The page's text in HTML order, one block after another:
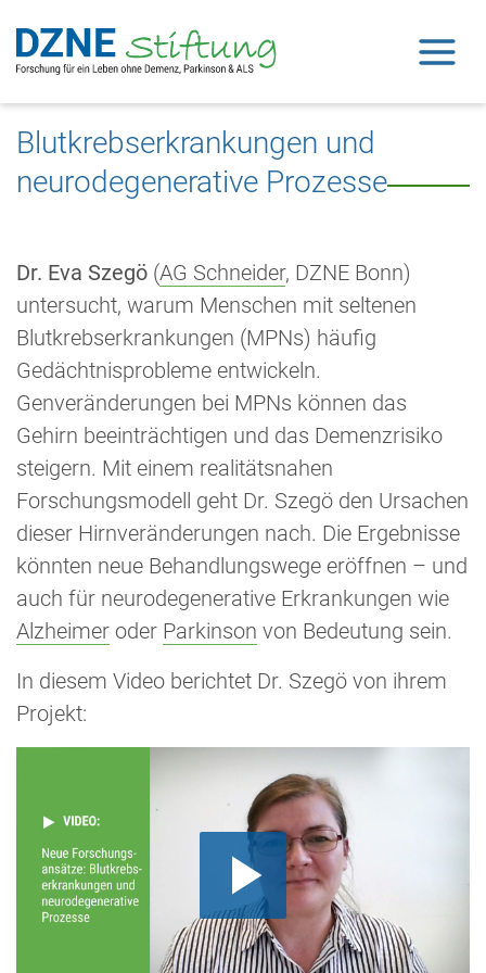
Open
Dr. Eva Szegö
Blutkrebserkrankungen und
neurodegenerative Prozesse
Dr. Eva Szegö (AG Schneider, DZNE Bonn)
untersucht, warum Menschen mit seltenen
Blutkrebserkrankungen (MPNs) häufig
Gedächtnisprobleme entwickeln.
Genveränderungen bei MPNs können das
Gehirn beeinträchtigen und das Demenzrisiko
steigern. Mit einem realitätsnahen
Forschungsmodell geht Dr. Szegö den Ursachen
dieser Hirnveränderungen nach. Die Ergebnisse
könnten neue Behandlungswege eröffnen – und
auch für neurodegenerative Erkrankungen wie
Alzheimer oder Parkinson von Bedeutung sein.
In diesem Video berichtet Dr. Szegö von ihrem
Projekt: